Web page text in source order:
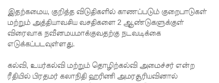
அடித்தள
மாகும் -
நீர்கொழு
இதற்கமைய, குறித்த விடுதிகளில் காணப்படும் குறைபாடுகள்
மற்றும் அத்தியாவசிய வசதிகளை 2 ஆண்டுகளுக்குள்
விரைவாக நவீனமயமாக்குவதற்கு நடவடிக்கை
எடுக்கப்படவுள்ளது.
கல்வி, உயர்கல்வி மற்றும் தொழிற்கல்வி அமைச்சர் என்ற
ரீதியில் பிரதமர் கலாநிதி ஹரிணி அமரசூரியவினால்